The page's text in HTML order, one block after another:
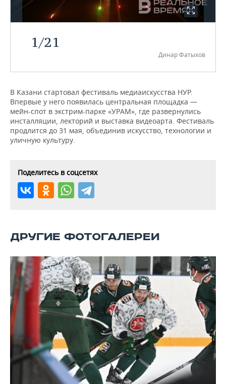
НЕФТЕХИМИЯ
ЭНЕРГЕТИКА
РОЗНИЧНАЯ ТОРГОВЛЯ
ТРАНСПОРТ
НОВОСТИ ТЕХНОЛОГИЙ
ТЕЛЕКОММУНИКАЦИИ
МЕРОПРИЯТИЯ
НОВОСТИ МЕРОПРИЯТИЙ
БИЗНЕС-БРАНЧИ
ONLINE-КОНФЕРЕНЦИИ
ОТКРЫТАЯ ЛЕКЦИЯ
СПОРТ
ФУТБОЛ
ХОККЕЙ
БАСКЕТБОЛ
КИБЕРСПОРТ
НОВОСТИ ОБЩЕСТВА
ВЛАСТЬ
ИНФРАСТРУКТУРА
КУЛЬТУРА
ФОТОГАЛЕРЕЯ
СЮЖЕТЫ
СПРАВОЧНИК
СПИСОК КОМПАНИЙ
1/21
Динар Фатыхов
В Казани стартовал фестиваль медиаискусства НУР.
Впервые у него появилась центральная площадка —
мейн-спот в экстрим-парке «УРАМ», где развернулись
инсталляции, лекторий и выставка видеоарта. Фестиваль
продлится до 31 мая, объединив искусство, технологии и
уличную культуру.
Поделитесь в соцсетях
ДРУГИЕ ФОТОГАЛЕРЕИ